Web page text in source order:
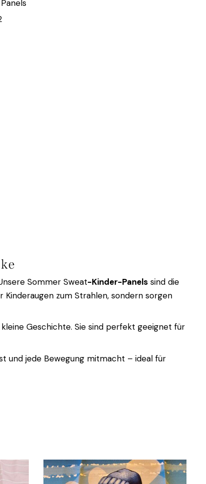
Sommer Sweat-Kinder-Panels sind die
zum Strahlen, sondern sorgen
Geschichte. Sie sind perfekt geeignet für
und jede Bewegung mitmacht – ideal für